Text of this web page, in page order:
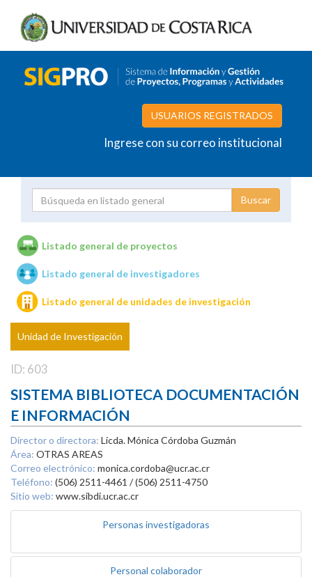
USUARIOS REGISTRADOS
Ingrese con su correo institucional
Unidades de investigación
Listado general de proyectos
Listado general de investigadores
Listado general de unidades de investigación
Unidad de Investigación
ID: 603
SISTEMA BIBLIOTECA DOCUMENTACIÓN
E INFORMACIÓN
Director o directora: Licda. Mónica Córdoba Guzmán
Área: OTRAS AREAS
Correo electrónico: monica.cordoba@ucr.ac.cr
Teléfono: (506) 2511-4461 / (506) 2511-4750
Sitio web: www.sibdi.ucr.ac.cr
Personas investigadoras
Personal colaborador